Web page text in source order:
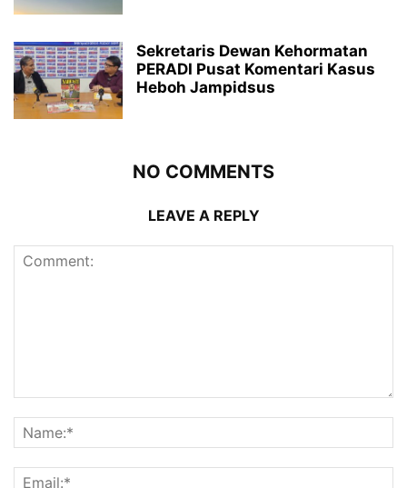
Sekretaris Dewan Kehormatan
PERADI Pusat Komentari Kasus
Heboh Jampidsus
NO COMMENTS
LEAVE A REPLY